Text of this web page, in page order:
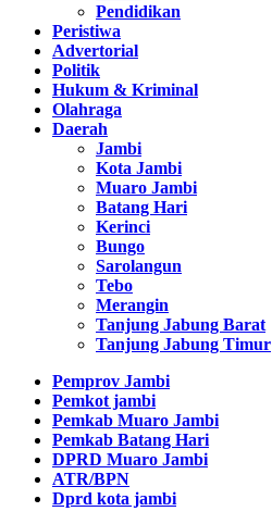
Pendidikan
Peristiwa
Advertorial
Politik
Hukum & Kriminal
Olahraga
Daerah
Jambi
Kota Jambi
Muaro Jambi
Batang Hari
Kerinci
Bungo
Sarolangun
Tebo
Merangin
Tanjung Jabung Barat
Tanjung Jabung Timur
Pemprov Jambi
Pemkot jambi
Pemkab Muaro Jambi
Pemkab Batang Hari
DPRD Muaro Jambi
ATR/BPN
Dprd kota jambi